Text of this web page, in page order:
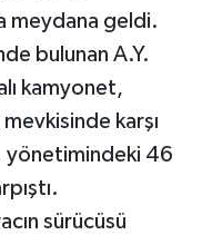
meydana geldi.
bulunan A.Y.
kamyonet,
karşı
46
sürücüsü